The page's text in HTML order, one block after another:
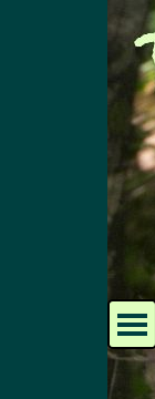
Direkt zum